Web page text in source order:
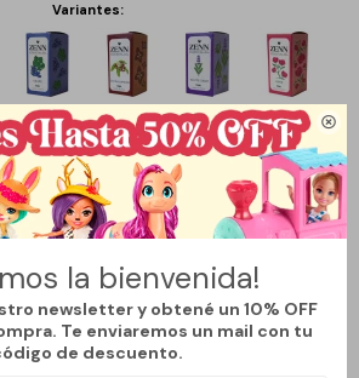

la bienvenida!
newsletter y obtené un 10% OFF
Te enviaremos un mail con tu
de descuento.
Variantes: